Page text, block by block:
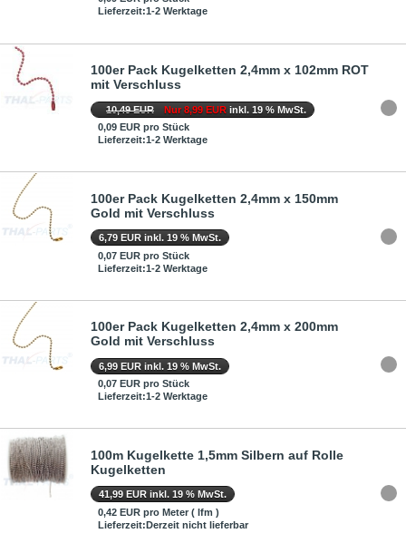
Lieferzeit:1-2 Werktage
100er Pack Kugelketten 2,4mm x 102mm ROT
mit Verschluss
10,49 EUR Nur 8,99 EUR inkl. 19 % MwSt.
0,09 EUR pro Stück
Lieferzeit:1-2 Werktage
100er Pack Kugelketten 2,4mm x 150mm
Gold mit Verschluss
6,79 EUR inkl. 19 % MwSt.
0,07 EUR pro Stück
Lieferzeit:1-2 Werktage
100er Pack Kugelketten 2,4mm x 200mm
Gold mit Verschluss
6,99 EUR inkl. 19 % MwSt.
0,07 EUR pro Stück
Lieferzeit:1-2 Werktage
100m Kugelkette 1,5mm Silbern auf Rolle
Kugelketten
41,99 EUR inkl. 19 % MwSt.
0,42 EUR pro Meter ( lfm )
Lieferzeit:Derzeit nicht lieferbar